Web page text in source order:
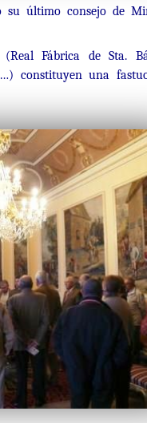
su último consejo de
(Real Fábrica de Sta.
constituyen una